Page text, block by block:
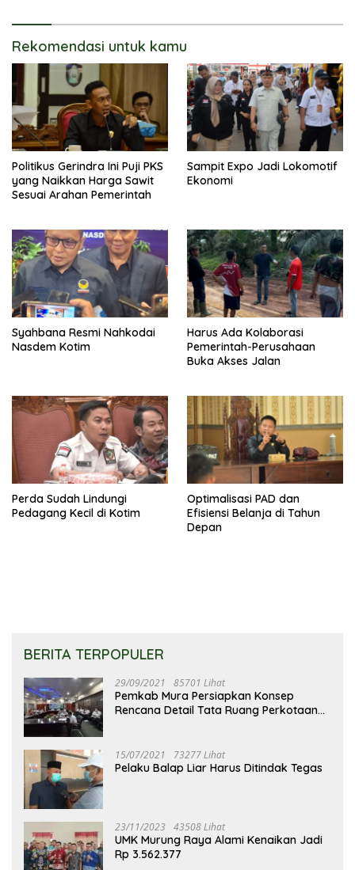
Rekomendasi untuk kamu
Politikus Gerindra Ini Puji PKS
yang Naikkan Harga Sawit
Sesuai Arahan Pemerintah
Sampit Expo Jadi Lokomotif
Ekonomi
Syahbana Resmi Nahkodai
Nasdem Kotim
Harus Ada Kolaborasi
Pemerintah-Perusahaan
Buka Akses Jalan
Perda Sudah Lindungi
Pedagang Kecil di Kotim
Optimalisasi PAD dan
Efisiensi Belanja di Tahun
Depan
BERITA TERPOPULER
29/09/2021 85701 Lihat
Pemkab Mura Persiapkan Konsep
Rencana Detail Tata Ruang Perkotaan
15/07/2021 73277 Lihat
Pelaku Balap Liar Harus Ditindak Tegas
23/11/2023 43508 Lihat
UMK Murung Raya Alami Kenaikan Jadi
Rp 3.562.377